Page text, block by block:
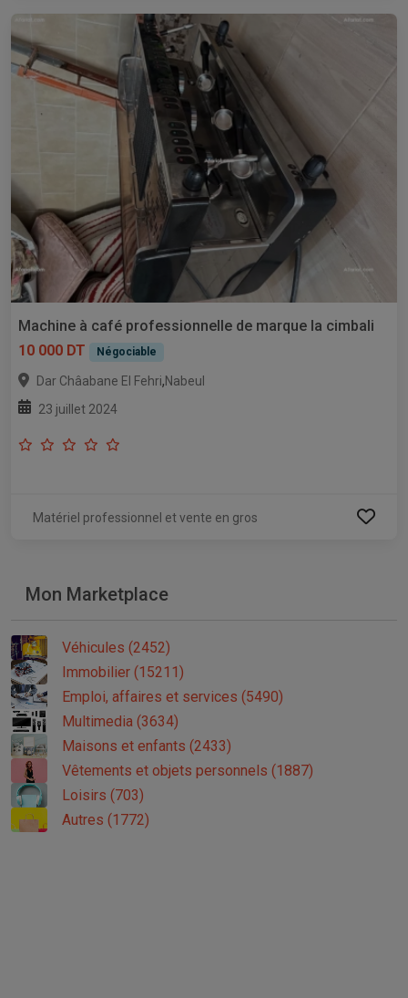
Machine à café professionnelle de marque la cimbali
10 000 DT
Négociable
Dar Châabane El Fehri,Nabeul
23 juillet 2024
Matériel professionnel et vente en gros
Mon Marketplace
Véhicules (2452)
Immobilier (15211)
Emploi, affaires et services (5490)
Multimedia (3634)
Maisons et enfants (2433)
Vêtements et objets personnels (1887)
Loisirs (703)
Autres (1772)